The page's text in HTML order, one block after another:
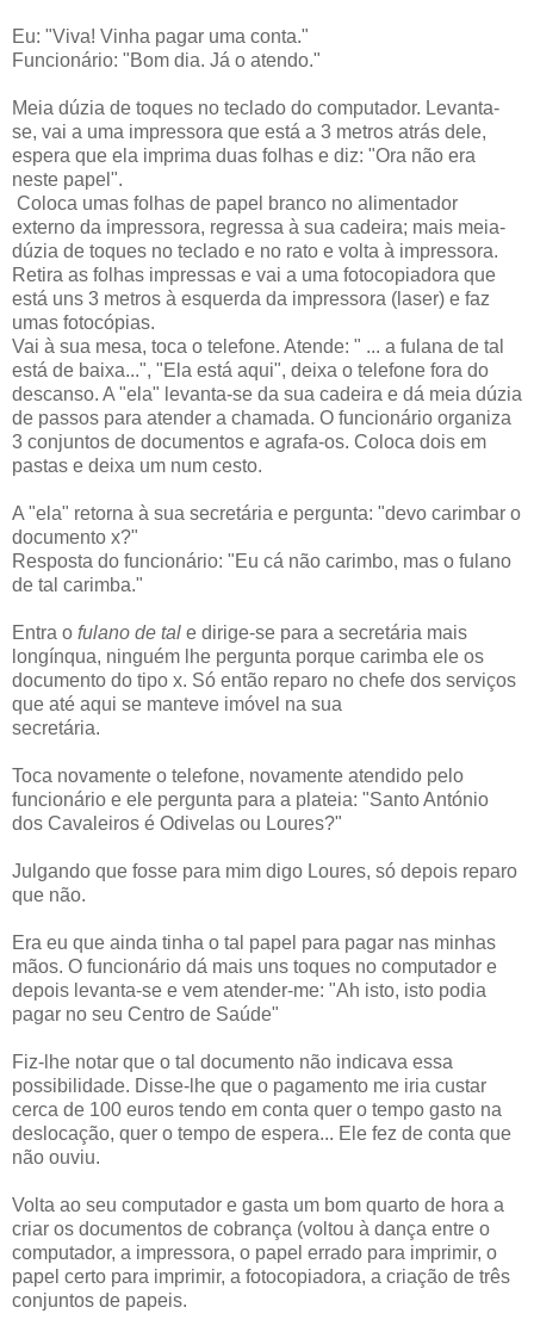
Eu: "Viva! Vinha pagar uma conta."
Funcionário: "Bom dia. Já o atendo."
Meia dúzia de toques no teclado do computador. Levanta-
se, vai a uma impressora que está a 3 metros atrás dele,
espera que ela imprima duas folhas e diz: "Ora não era
neste papel".
Coloca umas folhas de papel branco no alimentador
externo da impressora, regressa à sua cadeira; mais meia-
dúzia de toques no teclado e no rato e volta à impressora.
Retira as folhas impressas e vai a uma fotocopiadora que
está uns 3 metros à esquerda da impressora (laser) e faz
umas fotocópias.
Vai à sua mesa, toca o telefone. Atende: " ... a fulana de tal
está de baixa...", "Ela está aqui", deixa o telefone fora do
descanso. A "ela" levanta-se da sua cadeira e dá meia dúzia
de passos para atender a chamada. O funcionário organiza
3 conjuntos de documentos e agrafa-os. Coloca dois em
pastas e deixa um num cesto.
A "ela" retorna à sua secretária e pergunta: "devo carimbar o
documento x?"
Resposta do funcionário: "Eu cá não carimbo, mas o fulano
de tal carimba."
Entra o fulano de tal e dirige-se para a secretária mais
longínqua, ninguém lhe pergunta porque carimba ele os
documento do tipo x. Só então reparo no chefe dos serviços
que até aqui se manteve imóvel na sua
secretária.
Toca novamente o telefone, novamente atendido pelo
funcionário e ele pergunta para a plateia: "Santo António
dos Cavaleiros é Odivelas ou Loures?"
Julgando que fosse para mim digo Loures, só depois reparo
que não.
Era eu que ainda tinha o tal papel para pagar nas minhas
mãos. O funcionário dá mais uns toques no computador e
depois levanta-se e vem atender-me: "Ah isto, isto podia
pagar no seu Centro de Saúde"
Fiz-lhe notar que o tal documento não indicava essa
possibilidade. Disse-lhe que o pagamento me iria custar
cerca de 100 euros tendo em conta quer o tempo gasto na
deslocação, quer o tempo de espera... Ele fez de conta que
não ouviu.
Volta ao seu computador e gasta um bom quarto de hora a
criar os documentos de cobrança (voltou à dança entre o
computador, a impressora, o papel errado para imprimir, o
papel certo para imprimir, a fotocopiadora, a criação de três
conjuntos de papeis.